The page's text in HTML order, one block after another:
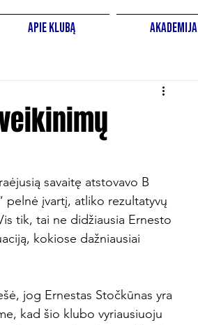
Apie Klubą Akademija
savaitę atstovavo B
pelnė įvartį, atliko rezultatyvų
tik, tai ne didžiausia Ernesto
kokiose dažniausiai
jog Ernestas Stočkūnas yra
kad šio klubo vyriausiuoju